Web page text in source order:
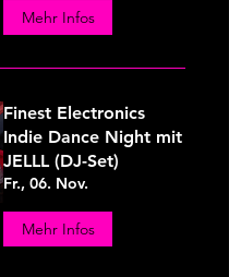
Mehr Infos
Finest Electronics
Indie Dance Night mit
JELLL (DJ-Set)
Fr., 06. Nov.
Mehr Infos